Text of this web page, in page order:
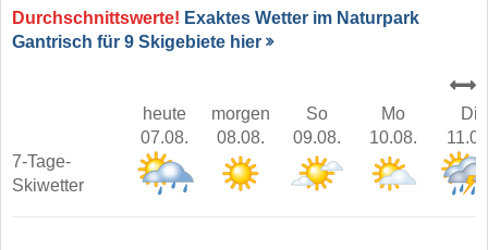
Durchschnittswerte! Exaktes Wetter im Naturpark
Gantrisch für 9 Skigebiete hier
heute
07.08.
morgen
08.08.
So
09.08.
Mo
10.08.
Di
7-Tage-
Skiwetter